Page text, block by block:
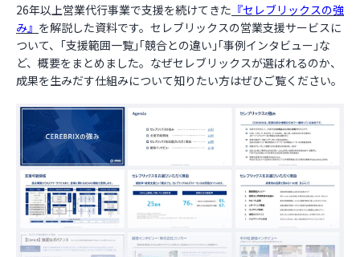
26年以上営業代行事業で支援を続けてきた 『セレブリックスの強
み』 を解説した資料です。セレブリックスの営業支援サービスに
ついて、｢支援範囲一覧｣｢競合との違い｣｢事例インタビュー｣な
ど、概要をまとめました。なぜセレブリックスが選ばれるのか、
成果を生みだす仕組みについて知りたい方はぜひご覧ください。